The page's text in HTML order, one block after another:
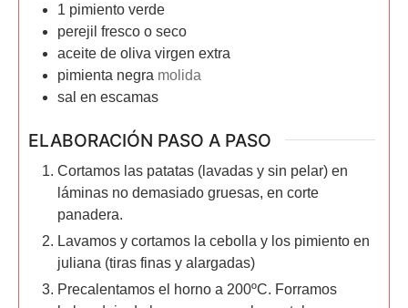
1 pimiento verde
perejil fresco o seco
aceite de oliva virgen extra
pimienta negra molida
sal en escamas
ELABORACIÓN PASO A PASO
Cortamos las patatas (lavadas y sin pelar) en
láminas no demasiado gruesas, en corte
panadera.
Lavamos y cortamos la cebolla y los pimiento en
juliana (tiras finas y alargadas)
Precalentamos el horno a 200ºC. Forramos